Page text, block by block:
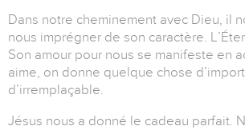
Dans notre cheminement avec Dieu, il
nous imprégner de son caractère.
Son amour pour nous se manifeste en
aime, on donne quelque chose
d’irremplaçable.
Jésus nous a donné le cadeau parfait.